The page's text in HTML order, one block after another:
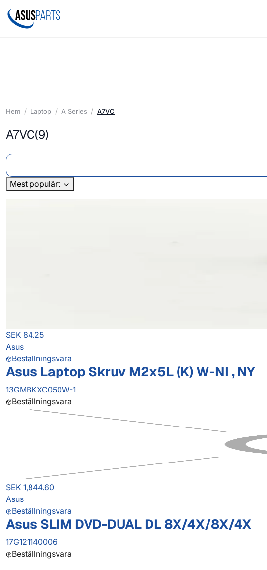
Hem Laptop A Series A7VC
A7VC(9)
Mest populärt
SEK 84.25
Asus
Beställningsvara
Asus Laptop Skruv M2x5L (K) W-NI , NY
13GMBKXC050W-1
Beställningsvara
SEK 1,844.60
Asus
Beställningsvara
Asus SLIM DVD-DUAL DL 8X/4X/8X/4X
17G121140006
Beställningsvara